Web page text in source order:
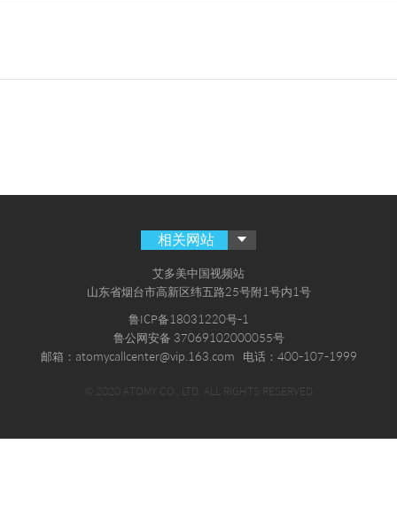
相关网站
艾多美中国视频站
山东省烟台市高新区纬五路25号附1号内1号
鲁ICP备18031220号-1
鲁公网安备 37069102000055号
邮箱：atomycallcenter@vip.163.com 电话：400-107-1999
© 2020 ATOMY CO., LTD. ALL RIGHTS RESERVED